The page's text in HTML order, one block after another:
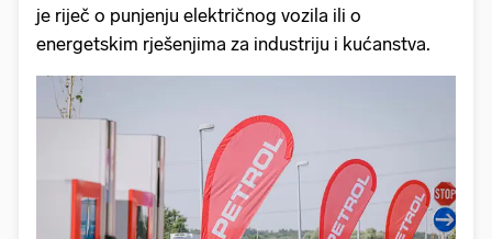
je riječ o punjenju električnog vozila ili o
energetskim rješenjima za industriju i kućanstva.